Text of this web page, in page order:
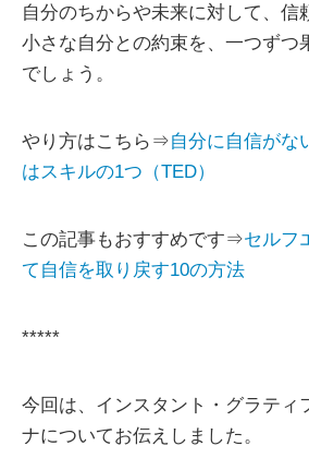
自分のちからや未来に対して、信
小さな自分との約束を、一つずつ
でしょう。
やり方はこちら⇒自分に自信がな
はスキルの1つ（TED）
この記事もおすすめです⇒セルフ
て自信を取り戻す10の方法
*****
今回は、インスタント・グラティ
ナについてお伝えしました。